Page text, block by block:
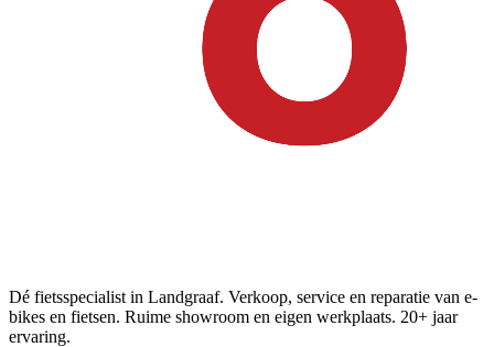
Dé fietsspecialist in Landgraaf. Verkoop, service en reparatie van e-
bikes en fietsen. Ruime showroom en eigen werkplaats. 20+ jaar
ervaring.